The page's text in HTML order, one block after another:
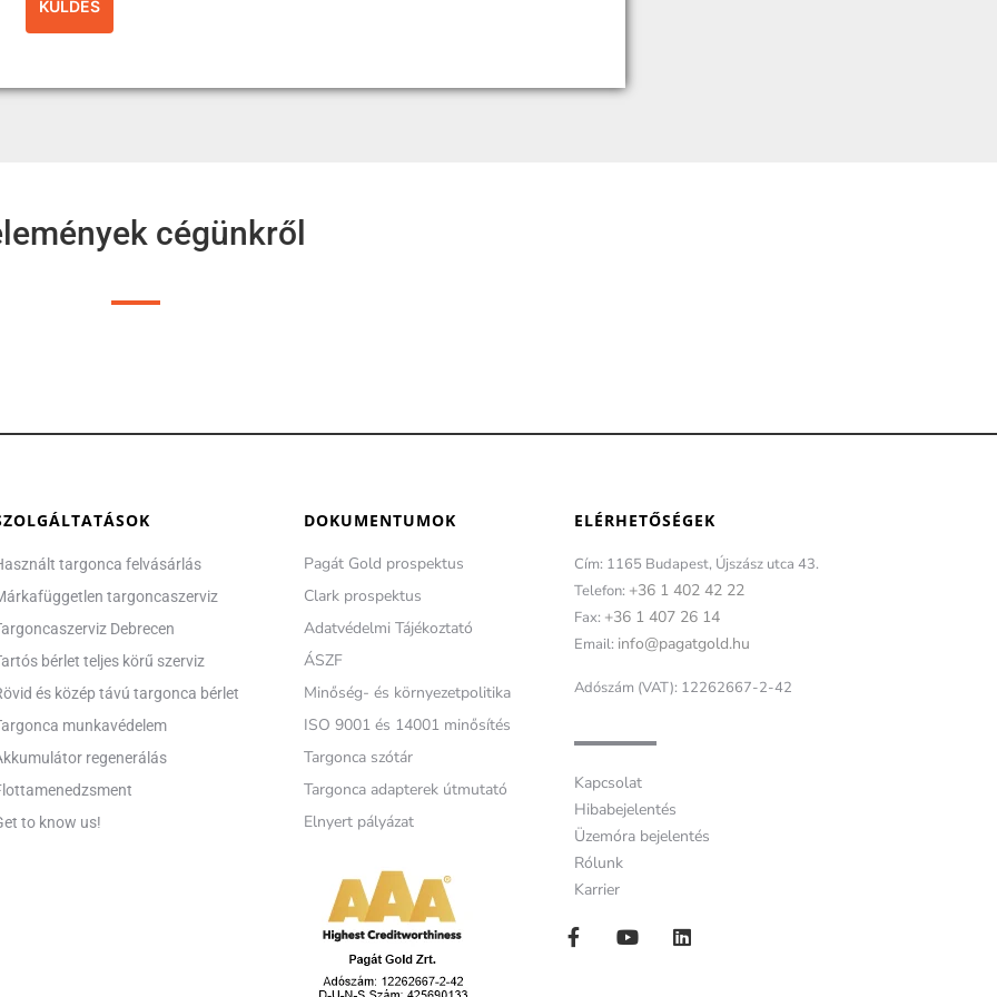
cégünkről
targonca felvásárlás
targoncaszerviz
Debrecen
bérlet teljes körű szerviz
és közép távú targonca bérlet
munkavédelem
regenerálás
to know us!
DOKUMENTUMOK
Pagát Gold prospektus
Clark prospektus
Adatvédelmi Tájékoztató
ÁSZF
Minőség- és környezetpolitika
ISO 9001 és 14001 minősítés
Targonca szótár
Targonca adapterek útmutató
Elnyert pályázat
ELÉRHETŐSÉGEK
Cím: 1165 Budapest, Újszász utca 43.
Telefon: +36 1 402 42 22
Fax: +36 1 407 26 14
Email: info@pagatgold.hu
Adószám (VAT): 12262667-2-42
Kapcsolat
Hibabejelentés
Üzemóra bejelentés
Rólunk
Karrier